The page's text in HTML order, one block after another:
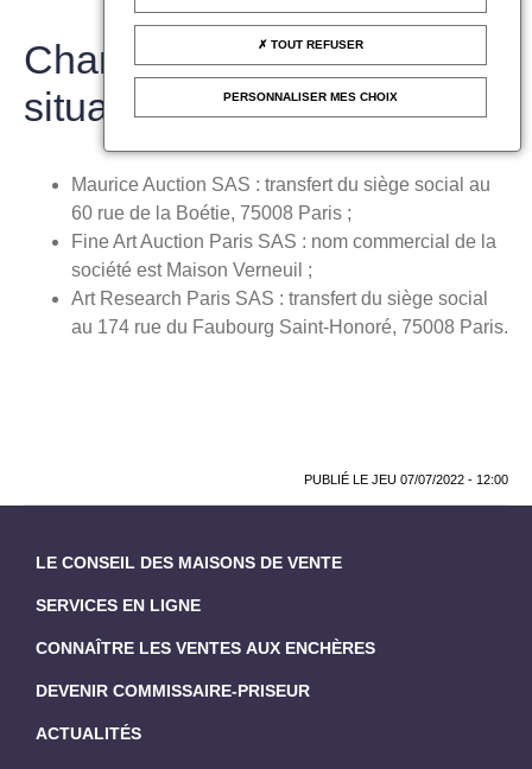
Changement dans la
situation des OVV
Maurice Auction SAS : transfert du siège social au
60 rue de la Boétie, 75008 Paris ;
Fine Art Auction Paris SAS : nom commercial de la
société est Maison Verneuil ;
Art Research Paris SAS : transfert du siège social
au 174 rue du Faubourg Saint-Honoré, 75008 Paris.
PUBLIÉ LE JEU 07/07/2022 - 12:00
LE CONSEIL DES MAISONS DE VENTE
SERVICES EN LIGNE
CONNAÎTRE LES VENTES AUX ENCHÈRES
DEVENIR COMMISSAIRE-PRISEUR
ACTUALITÉS
TOUT REFUSER
PERSONNALISER MES CHOIX